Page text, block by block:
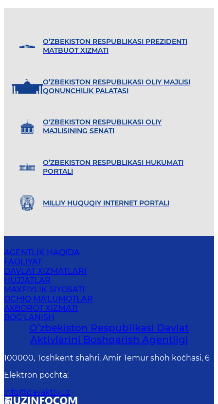
O’ZBEKISTON RESPUBLIKASI PREZIDENTI
MATBUOT XIZMATI
O’ZBEKISTON RESPUBLIKASI OLIY MAJLISI
QONUNCHILIK PALATASI
O'ZBEKISTON RESPUBLIKASI OLIY
MAJLISINING SENATI
O’ZBEKISTON RESPUBLIKASI HUKUMATI
PORTALI
MILLIY HUQUQIY INTERNET PORTALI
AGENTLIK HAQIDA
FAOLIYAT
DAVLAT XIZMATLARI
HUJJATLAR
MAXFIYLIK SIYOSATI
OCHIQ MA'LUMOTLAR
AXBOROT XIZMATI
BOG‘LANISH
Oʻzbekiston Respublikasi Davlat
Aktivlarini Boshqarish Agentligi
100000, Toshkent shahri, Amir Temur shoh ko`chasi, 6
Elektron pochta:
info@davaktiv.uz